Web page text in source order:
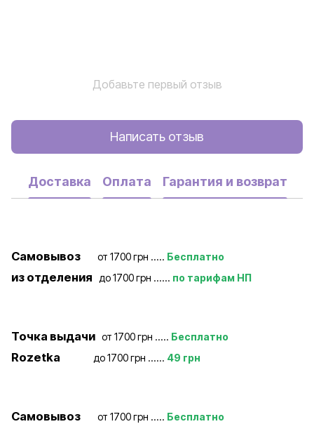
Добавьте первый отзыв
Написать отзыв
Доставка Оплата Гарантия и возврат
Самовывоз от 1700 грн ..... Бесплатно
из отделения до 1700 грн ...... по тарифам НП
Точка выдачи от 1700 грн ..... Бесплатно
Rozetka до 1700 грн ...... 49 грн
Самовывоз от 1700 грн ..... Бесплатно